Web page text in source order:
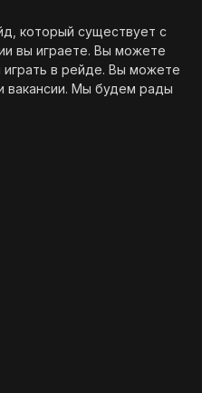
который существует с
вы играете. Вы можете
играть в рейде. Вы можете
вакансии. Мы будем рады